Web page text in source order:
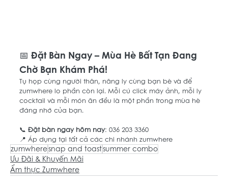
📅 Đặt Bàn Ngay – Mùa Hè Bất Tạn Đang
Chờ Bạn Khám Phá!
Tụ họp cùng người thân, nâng ly cùng bạn bè và để
zumwhere lo phần còn lại. Mỗi cú click máy ảnh, mỗi ly
cocktail và mỗi món ăn đều là một phần trong mùa hè
đáng nhớ của bạn.
📞 Đặt bàn ngay hôm nay: 036 203 3360
📍 Áp dụng tại tất cả các chi nhánh zumwhere
zumwheresnap and toastsummer combo
Ưu Đãi & Khuyến Mãi
Ẩm thực Zumwhere